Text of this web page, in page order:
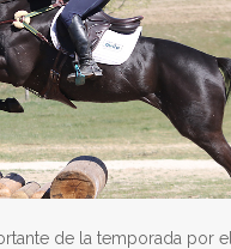
de la temporada por